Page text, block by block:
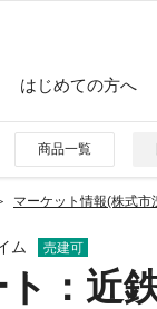
はじめての方へ
商品一覧
マーケット情報(株式市
ム 売建可
： 近